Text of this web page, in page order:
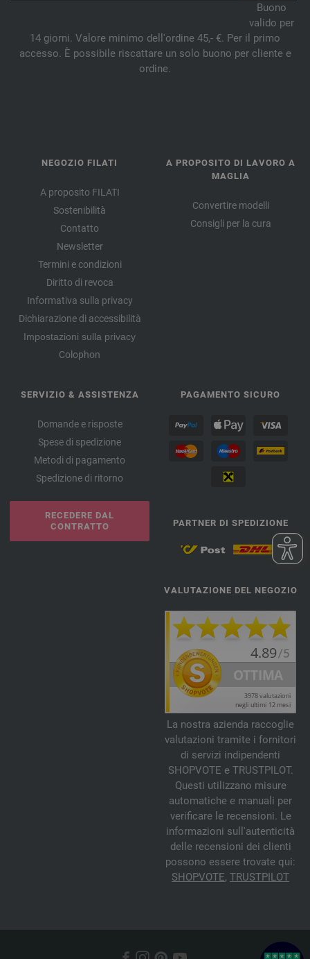
Buono
valido per
14 giorni. Valore minimo dell'ordine 45,- €. Per il primo
accesso. È possibile riscattare un solo buono per cliente e
ordine.
NEGOZIO FILATI
A proposito FILATI
Sostenibilità
Contatto
Newsletter
Termini e condizioni
Diritto di revoca
Informativa sulla privacy
Dichiarazione di accessibilità
Impostazioni sulla privacy
Colophon
A PROPOSITO DI LAVORO A
MAGLIA
Convertire modelli
Consigli per la cura
SERVIZIO & ASSISTENZA
Domande e risposte
Spese di spedizione
Metodi di pagamento
Spedizione di ritorno
RECEDERE DAL
CONTRATTO
PAGAMENTO SICURO
PARTNER DI SPEDIZIONE
VALUTAZIONE DEL NEGOZIO
La nostra azienda raccoglie
valutazioni tramite i fornitori
di servizi indipendenti
SHOPVOTE e TRUSTPILOT.
Questi utilizzano misure
automatiche e manuali per
verificare le recensioni. Le
informazioni sull'autenticità
delle recensioni dei clienti
possono essere trovate qui:
SHOPVOTE, TRUSTPILOT